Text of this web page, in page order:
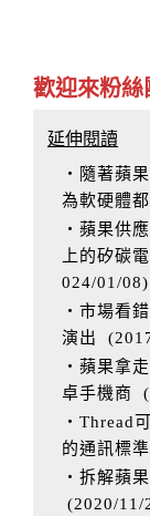
歡迎來粉絲
延伸閱讀
‧隨著蘋
為軟硬體
‧蘋果供
上的矽碳
024/01/08)
‧市場看
演出
(
‧蘋果拿
卓手機商
(
‧Thread
的通訊標準
‧拆解蘋
(2020/11/